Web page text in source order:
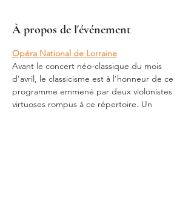
À propos de l'événement
Opéra National de Lorraine
Avant le concert néo-classique du mois
d’avril, le classicisme est à l’honneur de ce
programme emmené par deux violonistes
virtuoses rompus à ce répertoire. Un